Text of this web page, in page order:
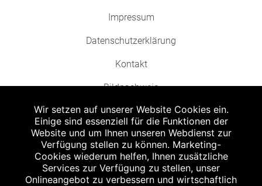
Impressum
Datenschutzerklärung
Kontakt
Bildnachweis
Abgabe in haushaltsüblichen Mengen, solange der Vorrat reicht. Für Druck-
und Satzfehler keine Haftung.
Zu Risiken und Nebenwirkungen lesen Sie die Packungsbeilage und fragen
Wir setzen auf unserer Website Cookies ein.
Einige sind essenziell für die Funktionen der
Website und um Ihnen unseren Webdienst zur
Verfügung stellen zu können. Marketing-
Cookies wiederum helfen, Ihnen zusätzliche
Services zur Verfügung zu stellen, unser
Onlineangebot zu verbessern und wirtschaftlich